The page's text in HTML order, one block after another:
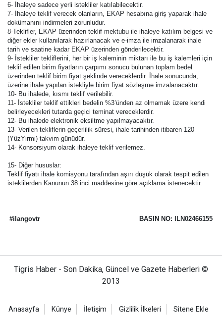
6- İhaleye sadece yerli istekliler katılabilecektir.
7- İhaleye teklif verecek olanların, EKAP hesabına giriş yaparak ihale
dokümanını indirmeleri zorunludur.
8-Teklifler, EKAP üzerinden teklif mektubu ile ihaleye katılım belgesi ve
diğer ekler kullanılarak hazırlanacak ve e-imza ile imzalanarak ihale
tarih ve saatine kadar EKAP üzerinden gönderilecektir.
9- İstekliler tekliflerini, her bir iş kaleminin miktarı ile bu iş kalemleri için
teklif edilen birim fiyatların çarpımı sonucu bulunan toplam bedel
üzerinden teklif birim fiyat şeklinde vereceklerdir. İhale sonucunda,
üzerine ihale yapılan istekliyle birim fiyat sözleşme imzalanacaktır.
10- Bu ihalede, kısmı teklif verilebilir.
11- İstekliler teklif ettikleri bedelin %3’ünden az olmamak üzere kendi
belirleyecekleri tutarda geçici teminat vereceklerdir.
12- Bu ihalede elektronik eksiltme yapılmayacaktır.
13- Verilen tekliflerin geçerlilik süresi, ihale tarihinden itibaren 120
(YüzYirmi) takvim günüdür.
14- Konsorsiyum olarak ihaleye teklif verilemez.
15- Diğer hususlar:
Teklif fiyatı ihale komisyonu tarafından aşırı düşük olarak tespit edilen
isteklilerden Kanunun 38 inci maddesine göre açıklama istenecektir.
#ilangovtr BASIN NO: ILN02466155
Tigris Haber - Son Dakika, Güncel ve Gazete Haberleri ©
2013
Anasayfa Künye İletişim Gizlilik İlkeleri Sitene Ekle